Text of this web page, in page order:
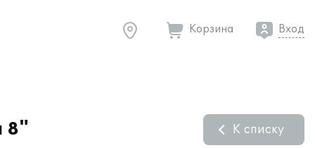
Корзина Вход
8" К списку